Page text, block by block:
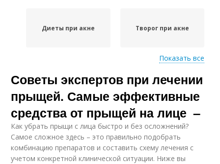
Диеты при акне Творог при акне
Питания на акне Диета от акне
Яйца при акне Питания при акне
Показать все
Советы экспертов при лечении
прыщей. Самые эффективные
средства от прыщей на лице –
Как убрать прыщи с лица быстро и без осложнений?
Самое сложное здесь – это правильно подобрать
комбинацию препаратов и составить схему лечения с
учетом конкретной клинической ситуации. Ниже вы